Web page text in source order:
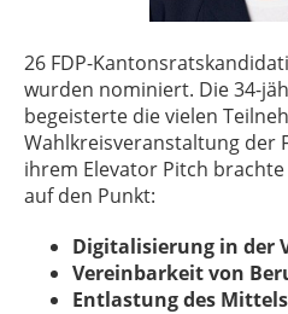
26 FDP-
wurden nominiert. Die 34-
begeisterte die vielen
Wahlkreisveranstaltung der
ihrem Elevator Pitch
auf den Punkt:
Digitalisierung in der
Vereinbarkeit von
Entlastung des